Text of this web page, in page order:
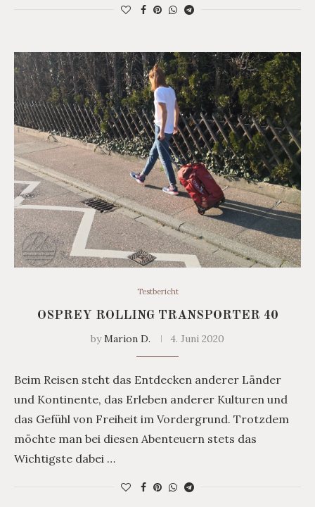
Testbericht
OSPREY ROLLING TRANSPORTER 40
byMarion D. 4. Juni 2020
Beim Reisen steht das Entdecken anderer Länder
und Kontinente, das Erleben anderer Kulturen und
das Gefühl von Freiheit im Vordergrund. Trotzdem
möchte man bei diesen Abenteuern stets das
Wichtigste dabei …